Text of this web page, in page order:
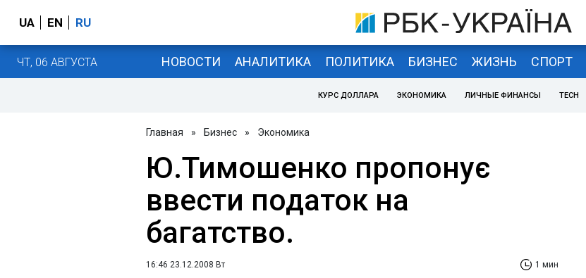
UA EN RU
ЧТ, 06 АВГУСТА НОВОСТИ АНАЛИТИКА ПОЛИТИКА БИЗНЕС ЖИЗНЬ СПОРТ
КУРС ДОЛЛАРА ЭКОНОМИКА ЛИЧНЫЕ ФИНАНСЫ TECH
Главная » Бизнес » Экономика
Ю.Тимошенко пропонує
ввести податок на
багатство.
16:46 23.12.2008 Вт 1 мин